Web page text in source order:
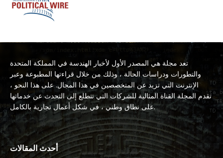
تعد مجلة هي المصدر الأول لأخبار الهندسة في المملكة المتحدة
والتطورات ودراسات الحالة ، وذلك من خلال قراءتها المطبوعة وعبر
الإنترنت التي تزيد عن المتخصصين في هذا المجال. على هذا النحو ،
تقدم المجلة القناة المثالية للشركات التي تتطلع إلى التحدث عن خدماتها
على نطاق وطني ، في شكل أعمال تجارية بالكامل.
أحدث المقالات